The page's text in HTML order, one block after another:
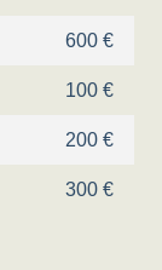
600 €
100 €
200 €
300 €